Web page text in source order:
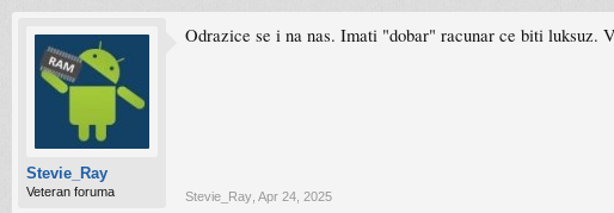
Stevie_Ray
Veteran foruma
Odrazice se i na nas. Imati "dobar" racunar ce biti luksuz.
Stevie_Ray Apr 24, 2025